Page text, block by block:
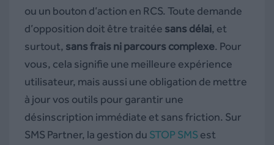
ou un bouton d’action en RCS. Toute demande
d’opposition doit être traitée sans délai, et
surtout, sans frais ni parcours complexe. Pour
vous, cela signifie une meilleure expérience
utilisateur, mais aussi une obligation de mettre
à jour vos outils pour garantir une
désinscription immédiate et sans friction. Sur
SMS Partner, la gestion du STOP SMS est